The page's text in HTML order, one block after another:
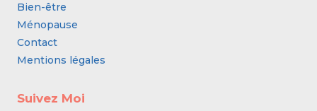
Bien-être
Ménopause
Contact
Mentions légales
Suivez Moi